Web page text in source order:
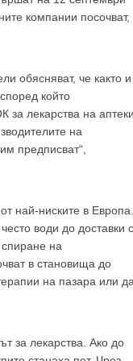
компании посочват,
обясняват, че както и
който
за лекарства на аптеки
на
предписват“,
най-ниските в Европа.
води до доставки с
на
в становища до
на пазара или да
за лекарства. Ако до
ЛЕКАР
съдържание
Не съм медицински